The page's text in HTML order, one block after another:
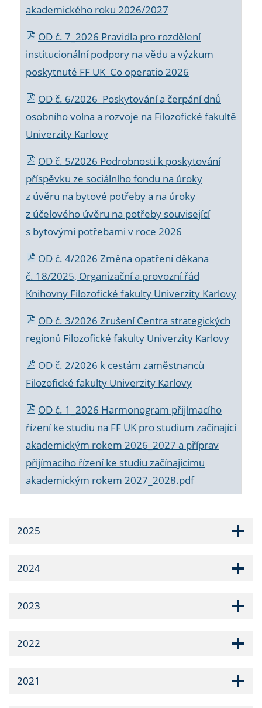
akademického roku 2026/2027
OD č. 7_2026 Pravidla pro rozdělení
institucionální podpory na vědu a výzkum
poskytnuté FF UK_Co operatio 2026
OD č. 6/2026 Poskytování a čerpání dnů
osobního volna a rozvoje na Filozofické fakultě
Univerzity Karlovy
OD č. 5/2026 Podrobnosti k poskytování
příspěvku ze sociálního fondu na úroky
z úvěru na bytové potřeby a na úroky
z účelového úvěru na potřeby související
s bytovými potřebami v roce 2026
OD č. 4/2026 Změna opatření děkana
č. 18/2025, Organizační a provozní řád
Knihovny Filozofické fakulty Univerzity Karlovy
OD č. 3/2026 Zrušení Centra strategických
regionů Filozofické fakulty Univerzity Karlovy
OD č. 2/2026 k cestám zaměstnanců
Filozofické fakulty Univerzity Karlovy
OD č. 1_2026 Harmonogram přijímacího
řízení ke studiu na FF UK pro studium začínající
akademickým rokem 2026_2027 a příprav
přijímacího řízení ke studiu začínajícímu
akademickým rokem 2027_2028.pdf
2025
2024
2023
2022
2021